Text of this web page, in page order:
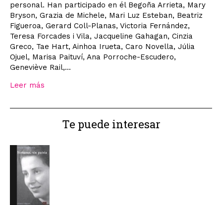
personal. Han participado en él Begoña Arrieta, Mary
Bryson, Grazia de Michele, Mari Luz Esteban, Beatriz
Figueroa, Gerard Coll-Planas, Victoria Fernández,
Teresa Forcades i Vila, Jacqueline Gahagan, Cinzia
Greco, Tae Hart, Ainhoa Irueta, Caro Novella, Júlia
Ojuel, Marisa Paituví, Ana Porroche-Escudero,
Geneviève Rail,...
Leer más
Te puede interesar